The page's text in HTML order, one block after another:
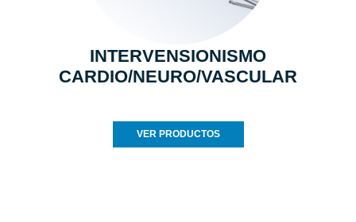
INTERVENSIONISMO
CARDIO/NEURO/VASCULAR
VER PRODUCTOS